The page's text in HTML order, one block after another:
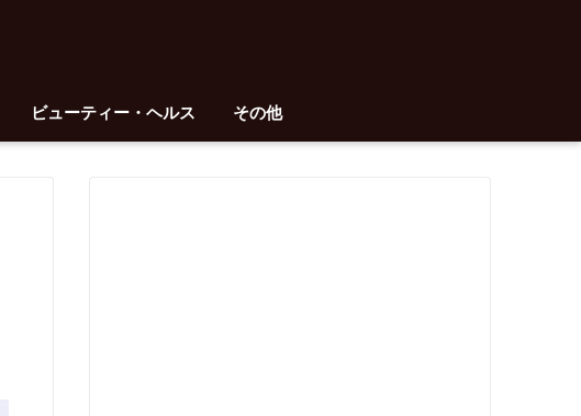
ビューティー・ヘルス その他